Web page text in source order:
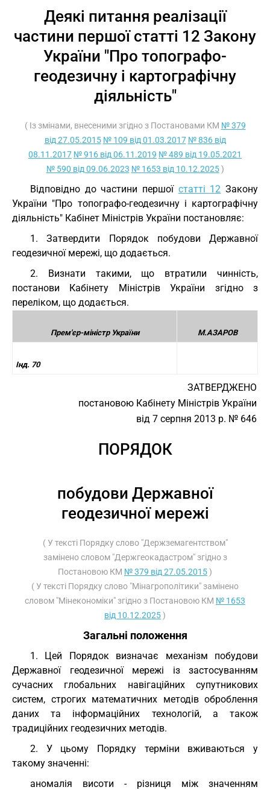
Деякі питання реалізації
частини першої статті 12 Закону
України "Про топографо-
геодезичну і картографічну
діяльність"
( Із змінами, внесеними згідно з Постановами КМ № 379
від 27.05.2015 № 109 від 01.03.2017 № 836 від
08.11.2017 № 916 від 06.11.2019 № 489 від 19.05.2021
№ 590 від 09.06.2023 № 1653 від 10.12.2025)
Відповідно до частини першої статті 12 Закону
України "Про топографо-геодезичну і картографічну
діяльність" Кабінет Міністрів України постановляє:
1. Затвердити Порядок побудови Державної
геодезичної мережі, що додається.
2. Визнати такими, що втратили чинність,
постанови Кабінету Міністрів України згідно з
переліком, що додається.
Прем'єр-міністр України М.АЗАРОВ
Інд. 70
ЗАТВЕРДЖЕНО
постановою Кабінету Міністрів України
від 7 серпня 2013 р. № 646
ПОРЯДОК
побудови Державної
геодезичної мережі
( У тексті Порядку слово "Держземагентством"
замінено словом "Держгеокадастром" згідно з
Постановою КМ № 379 від 27.05.2015)
( У тексті Порядку слово "Мінагрополітики" замінено
словом "Мінекономіки" згідно з Постановою КМ № 1653
від 10.12.2025)
Загальні положення
1. Цей Порядок визначає механізм побудови
Державної геодезичної мережі із застосуванням
сучасних глобальних навігаційних супутникових
систем, строгих математичних методів оброблення
даних та інформаційних технологій, а також
традиційних геодезичних методів.
2. У цьому Порядку терміни вживаються у
такому значенні:
аномалія висоти - різниця між значенням